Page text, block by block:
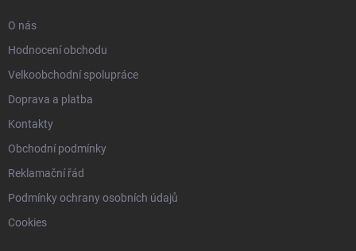
O nás
Hodnocení obchodu
Velkoobchodní spolupráce
Doprava a platba
Kontakty
Obchodní podmínky
Reklamační řád
Podmínky ochrany osobních údajů
Cookies